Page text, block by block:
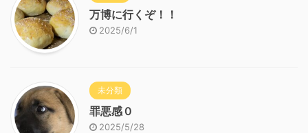
万博に行くぞ！！
2025/6/1
未分類
罪悪感０
2025/5/28